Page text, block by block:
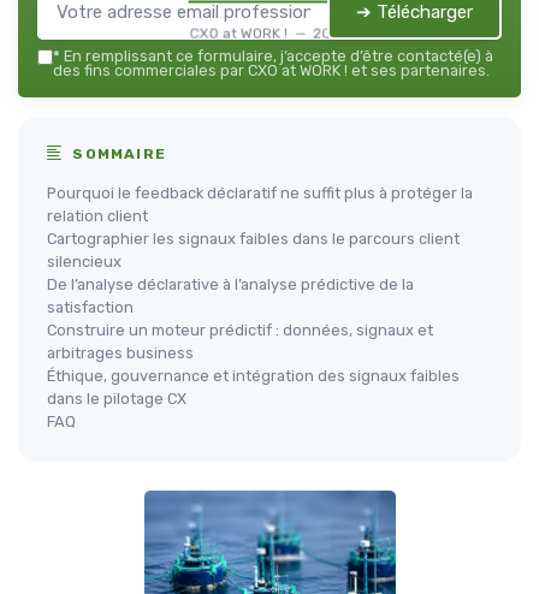
CXO at WORK ! — 2026
➔ Télécharger
* En remplissant ce formulaire, j’accepte d’être contacté(e) à
des fins commerciales par CXO at WORK ! et ses partenaires.
SOMMAIRE
Pourquoi le feedback déclaratif ne suffit plus à protéger la
relation client
Cartographier les signaux faibles dans le parcours client
silencieux
De l’analyse déclarative à l’analyse prédictive de la
satisfaction
Construire un moteur prédictif : données, signaux et
arbitrages business
Éthique, gouvernance et intégration des signaux faibles
dans le pilotage CX
FAQ